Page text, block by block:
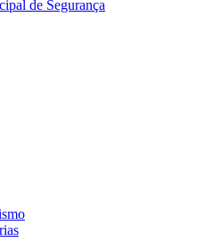
de Segurança